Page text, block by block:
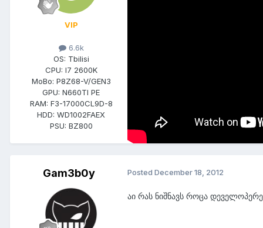
VIP
6.6k
OS: Tbilisi
CPU: I7 2600K
MoBo: P8Z68-V/GEN3
GPU: N660TI PE
RAM: F3-17000CL9D-8
HDD: WD1002FAEX
PSU: BZ800
Gam3b0y Posted December 18, 2012
აი რას ნიშნავს როცა